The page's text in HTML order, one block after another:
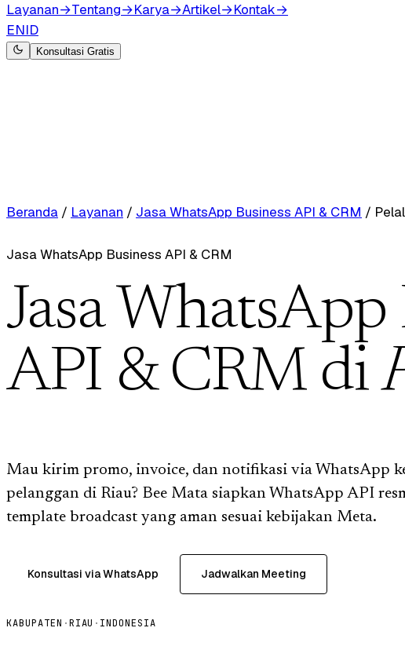
Layanan→Tentang→Karya→Artikel→Kontak→
ENID
Konsultasi Gratis
Beranda / Layanan / Jasa WhatsApp Business API & CRM /
Jasa WhatsApp Business API & CRM
Jasa WhatsApp
API & CRM di
Mau kirim promo, invoice, dan notifikasi via WhatsApp
pelanggan di Riau? Bee Mata siapkan WhatsApp API
template broadcast yang aman sesuai kebijakan Meta.
Konsultasi via WhatsApp Jadwalkan Meeting
KABUPATEN ·RIAU · INDONESIA